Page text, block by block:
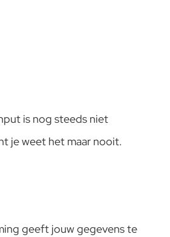
is nog steeds niet
je weet het maar nooit.
geeft jouw gegevens te